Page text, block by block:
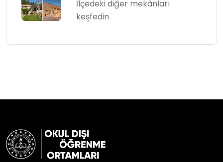
İlçedeki diğer mekânları
keşfedin